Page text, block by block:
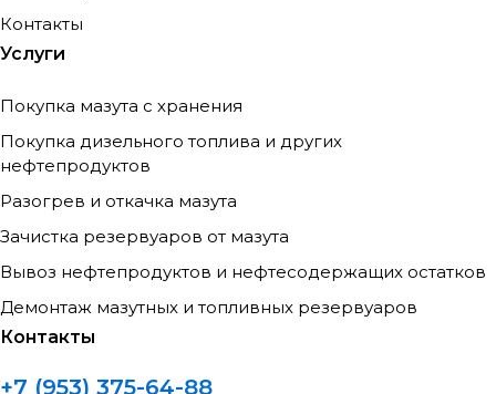
Контакты
Услуги
Покупка мазута с хранения
Покупка дизельного топлива и других
нефтепродуктов
Разогрев и откачка мазута
Зачистка резервуаров от мазута
Вывоз нефтепродуктов и нефтесодержащих остатков
Демонтаж мазутных и топливных резервуаров
Контакты
+7 (953) 375-64-88